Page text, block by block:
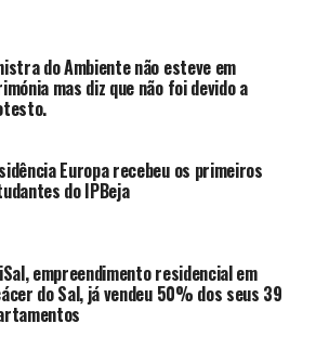
do Ambiente não esteve em
mas diz que não foi devido a
Europa recebeu os primeiros
do IPBeja
empreendimento residencial em
do Sal, já vendeu 50% dos seus 39